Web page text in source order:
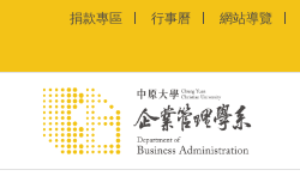
捐款專區 行事曆 網站導覽